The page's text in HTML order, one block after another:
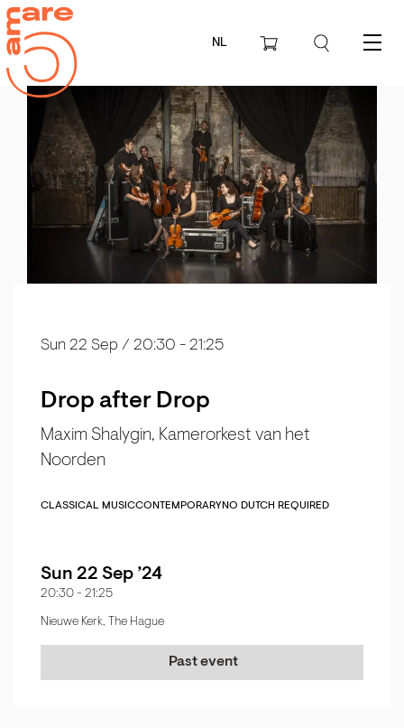
NL Menu
Drop after Drop
Maxim Shalygin, Kamerorkest van het
Noorden
Sun 22 Sep / 20:30 - 21:25
CLASSICAL MUSICCONTEMPORARY NO DUTCH REQUIRED
Sun 22 Sep ’24
20:30 - 21:25
Nieuwe Kerk, The Hague
Past event